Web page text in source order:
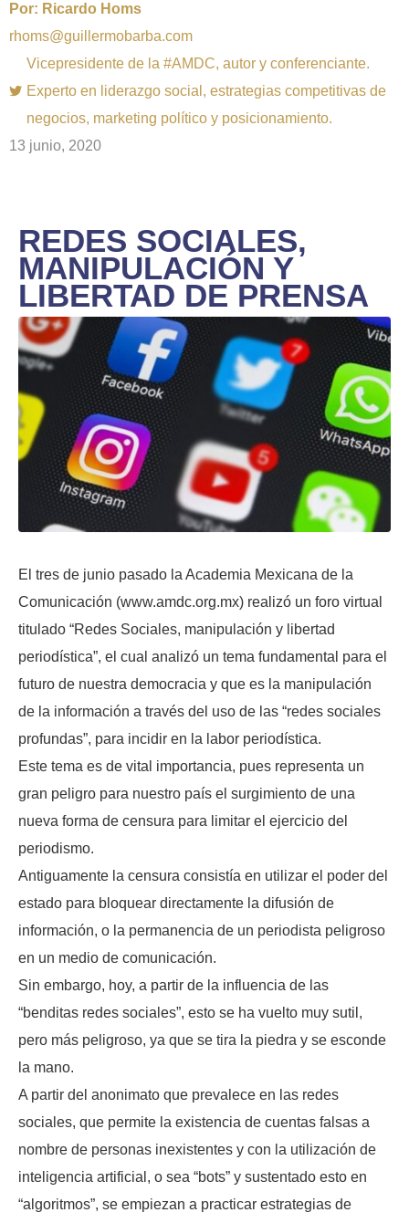
Por: Ricardo Homs
rhoms@guillermobarba.com
Vicepresidente de la #AMDC, autor y conferenciante.
Experto en liderazgo social, estrategias competitivas de
negocios, marketing político y posicionamiento.
13 junio, 2020
REDES SOCIALES,
MANIPULACIÓN Y
LIBERTAD DE PRENSA
El tres de junio pasado la Academia Mexicana de la
Comunicación (www.amdc.org.mx) realizó un foro virtual
titulado “Redes Sociales, manipulación y libertad
periodística”, el cual analizó un tema fundamental para el
futuro de nuestra democracia y que es la manipulación
de la información a través del uso de las “redes sociales
profundas”, para incidir en la labor periodística.
Este tema es de vital importancia, pues representa un
gran peligro para nuestro país el surgimiento de una
nueva forma de censura para limitar el ejercicio del
periodismo.
Antiguamente la censura consistía en utilizar el poder del
estado para bloquear directamente la difusión de
información, o la permanencia de un periodista peligroso
en un medio de comunicación.
Sin embargo, hoy, a partir de la influencia de las
“benditas redes sociales”, esto se ha vuelto muy sutil,
pero más peligroso, ya que se tira la piedra y se esconde
la mano.
A partir del anonimato que prevalece en las redes
sociales, que permite la existencia de cuentas falsas a
nombre de personas inexistentes y con la utilización de
inteligencia artificial, o sea “bots” y sustentado esto en
“algoritmos”, se empiezan a practicar estrategias de